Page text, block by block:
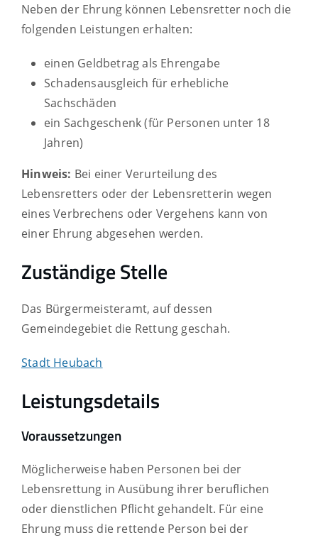
Neben der Ehrung können Lebensretter noch die
folgenden Leistungen erhalten:
einen Geldbetrag als Ehrengabe
Schadensausgleich für erhebliche
Sachschäden
ein Sachgeschenk (für Personen unter 18
Jahren)
Hinweis: Bei einer Verurteilung des
Lebensretters oder der Lebensretterin wegen
eines Verbrechens oder Vergehens kann von
einer Ehrung abgesehen werden.
Zuständige Stelle
Das Bürgermeisteramt, auf dessen
Gemeindegebiet die Rettung geschah.
Stadt Heubach
Leistungsdetails
Voraussetzungen
Möglicherweise haben Personen bei der
Lebensrettung in Ausübung ihrer beruflichen
oder dienstlichen Pflicht gehandelt. Für eine
Ehrung muss die rettende Person bei der